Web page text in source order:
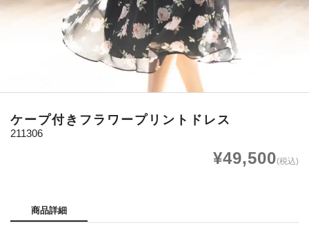
ケープ付きフラワープリントドレス
211306
¥49,500(税込)
商品詳細